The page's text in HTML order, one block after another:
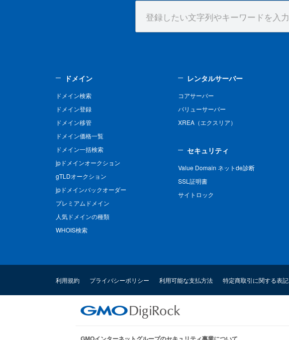
ドメイン
ドメイン検索
ドメイン登録
ドメイン移管
ドメイン価格一覧
ドメイン一括検索
jpドメインオークション
gTLDオークション
jpドメインバックオーダー
プレミアムドメイン
人気ドメインの種類
WHOIS検索
レンタルサーバー
コアサーバー
バリューサーバー
XREA（エクスリア）
セキュリティ
Value Domain ネットde診断
SSL証明書
サイトロック
利用規約 プライバシーポリシー 利用可能な支払方法 特定商取引に関する表記